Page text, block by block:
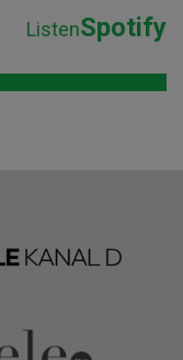
ListenSpotify